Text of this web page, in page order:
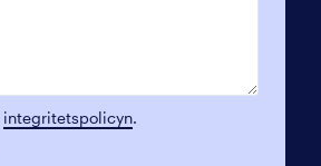
integritetspolicyn.